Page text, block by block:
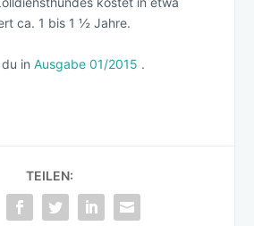
ca. 1 bis 1 ½ Jahre.
du inAusgabe 01/2015 .
TEILEN: